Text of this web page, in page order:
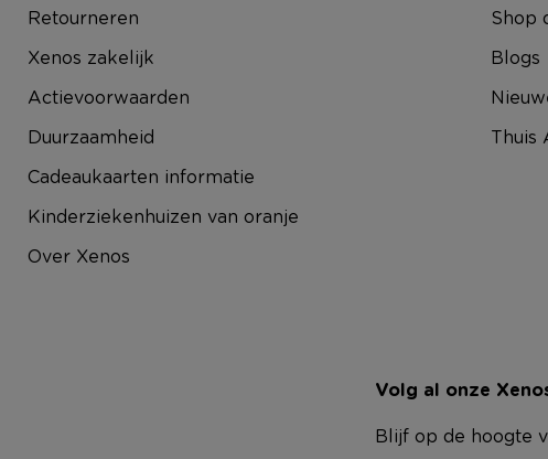
Retourneren
Xenos zakelijk
Actievoorwaarden
Duurzaamheid
Cadeaukaarten informatie
Kinderziekenhuizen van oranje
Over Xenos
Shop
Blogs
Thuis
Volg al onze
Blijf op de hoogte